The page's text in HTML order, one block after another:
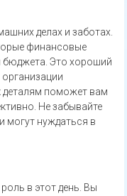
делах и заботах.
финансовые
бюджета. Это хороший
деталям поможет вам
Не забывайте
могут нуждаться в
в этот день. Вы